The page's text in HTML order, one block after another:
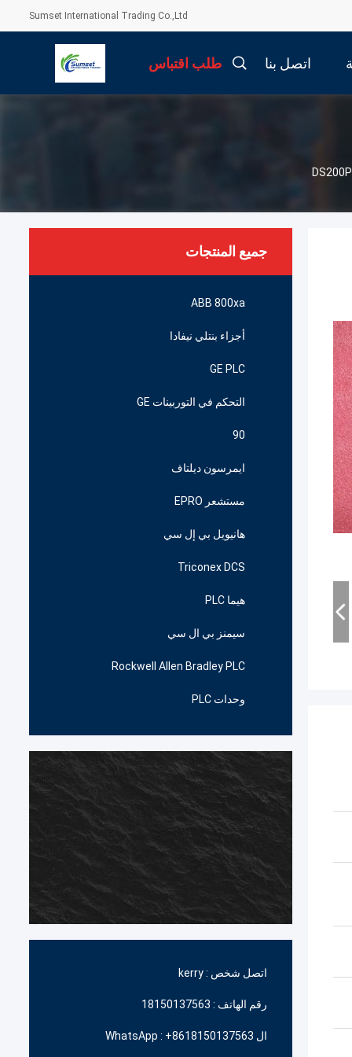
Sumset International Trading Co.,Ltd
اتصل بنا طلب اقتباس
جميع المنتجات
ABB 800xa
أجزاء بنتلي نيفادا
GE PLC
التحكم في التوربينات GE
90
ايمرسون ديلتاف
مستشعر EPRO
هانيويل بي إل سي
Triconex DCS
هيما PLC
سيمنز بي ال سي
Rockwell Allen Bradley PLC
وحدات PLC
اتصل شخص :kerry
رقم الهاتف : 18150137563
ال WhatsApp : +8618150137563